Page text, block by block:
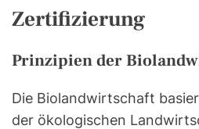
Zertifizierung
Prinzipien der
Die Biolandwirtschaft
der ökologischen